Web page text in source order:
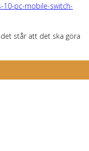
pc-mobile-switch-
står att det ska göra